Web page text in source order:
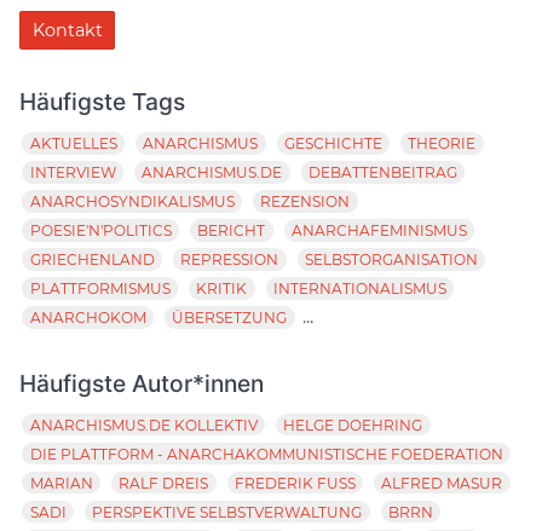
Kontakt
Häufigste Tags
AKTUELLES ANARCHISMUS GESCHICHTE
THEORIE
INTERVIEW
ANARCHISMUS.DE
DEBATTENBEITRAG
ANARCHOSYNDIKALISMUS
REZENSION
POESIE'N'POLITICS
BERICHT
ANARCHAFEMINISMUS
GRIECHENLAND
REPRESSION
SELBSTORGANISATION
PLATTFORMISMUS
KRITIK
INTERNATIONALISMUS
ANARCHOKOM
ÜBERSETZUNG ...
Häufigste Autor*innen
ANARCHISMUS.DE KOLLEKTIV
HELGE DOEHRING
DIE PLATTFORM - ANARCHAKOMMUNISTISCHE FOEDERATION
MARIAN
RALF DREIS FREDERIK FUSS
ALFRED MASUR
SADI
PERSPEKTIVE SELBSTVERWALTUNG
BRRN